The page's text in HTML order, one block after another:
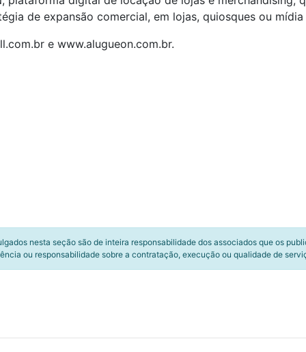
de expansão comercial, em lojas, quiosques ou mídia
e www.alugueon.com.br.
nesta seção são de inteira responsabilidade dos associados que os
ou responsabilidade sobre a contratação, execução ou qualidade de